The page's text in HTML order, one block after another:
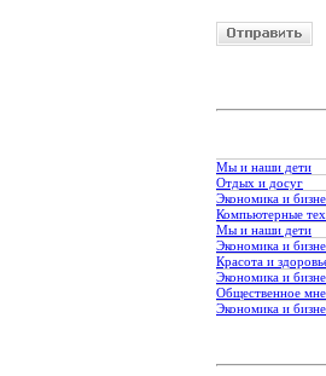
Мы и наши дети
Отдых и досуг
Экономика и
Компьютерные
Мы и наши дети
Экономика и
Красота и
Экономика и
Общественное
Экономика и